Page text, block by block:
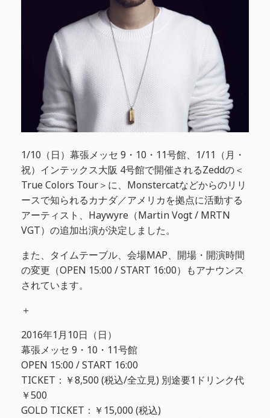
1/10（日）幕張メッセ 9・10・11号館、1/11（月・
祝）インテックス大阪 4号館で開催されるZeddの＜
True Colors Tour＞に、Monstercatなどからのリリ
ースで知られるカナダ／アメリカを拠点に活動する
アーティスト、Haywyre（Martin Vogt / MRTN
VGT）の追加出演が決定しました。
また、タイムテーブル、会場MAP、開場・開演時間
の変更（OPEN 15:00 / START 16:00）もアナウンス
されています。
＋
2016年1月10日（日）
幕張メッセ 9・10・11号館
OPEN 15:00 / START 16:00
TICKET：￥8,500 (税込/全立見) 別途要1ドリンク代
￥500
GOLD TICKET：￥15,000 (税込)